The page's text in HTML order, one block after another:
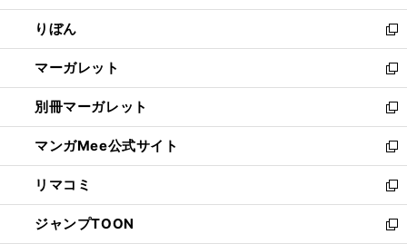
開
く
ウ
で
開
く
ン
ド
ウ
で
開
く
ウ
ィ
ン
ド
ウ
で
開
く
りぼん
新
し
い
ウ
ィ
ン
ド
ウ
で
開
く
マーガレット
新
し
い
ウ
ィ
ン
ド
ウ
で
別冊マーガレット
新
し
い
ウ
ィ
ン
ド
マンガMee公式サイト
新
し
い
ウ
ィ
リマコミ
新
し
い
ジャンプTOON
新